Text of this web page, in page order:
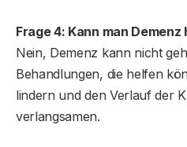
Frage 4: Kann man Demenz
Nein, Demenz kann nicht
Behandlungen, die helfen
lindern und den Verlauf der
verlangsamen.